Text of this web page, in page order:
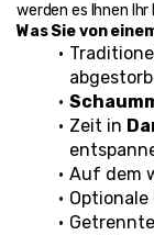
werden es Ihnen Ihr
Was Sie von
Zeit in
Auf dem
Optionale